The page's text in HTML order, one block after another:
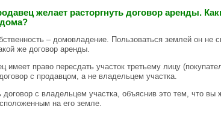
желает расторгнуть договор аренды.
– домовладение. Пользоваться землей он не
же договор аренды.
имеет право пересдать участок третьему лицу
с продавцом, а не владельцем участка.
с владельцем участка, объяснив это тем, что вы
на его земле.